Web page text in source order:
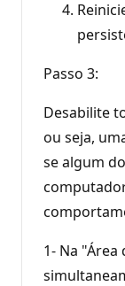
Passo 3:
Desabilite
ou seja,
se algum
1- Na